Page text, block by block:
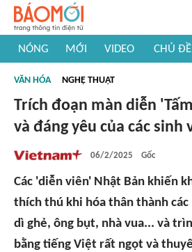
NÓNG MỚI VIDEO CHỦ ĐỀ
#Khám phá Việt Nam
VĂN HÓA NGHỆ THUẬT
Trích đoạn màn diễn
và đáng yêu của các sinh
06/2/2025 Gốc
Các 'diễn viên' Nhật Bản khiến
thích thú khi hóa thân thành các
dì ghẻ, ông bụt, nhà vua... và
bằng tiếng Việt rất ngọt và